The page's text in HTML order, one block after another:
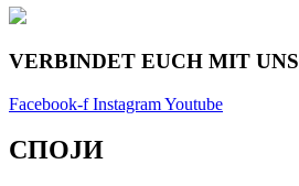
VERBINDET EUCH MIT UNS
Facebook-f InstagramYoutube
СПОЈИ